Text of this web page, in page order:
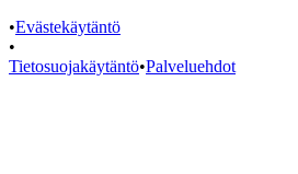
•Evästekäytäntö
•
Tietosuojakäytäntö•Palveluehdot